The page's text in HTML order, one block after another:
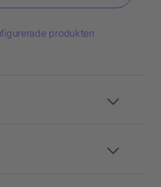
produkten